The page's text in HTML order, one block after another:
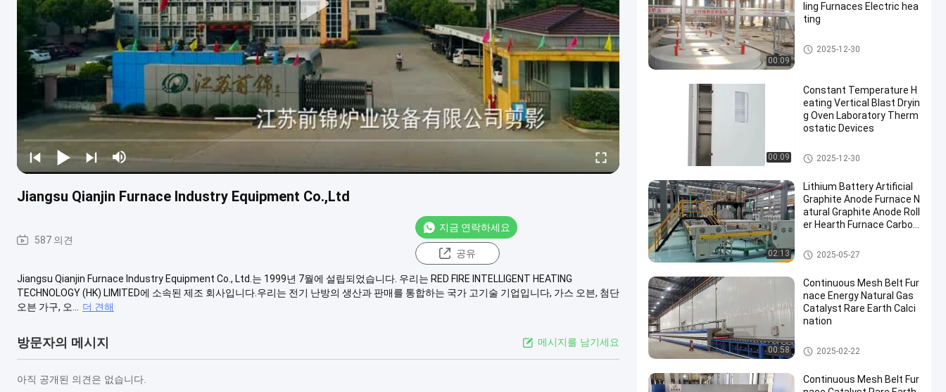
Jiangsu Qianjin Furnace Industry Equipment Co.,Ltd
587 의견
지금 연락하세요
공유
Jiangsu Qianjin Furnace Industry Equipment Co., Ltd.는 1999년 7월에 설립되었습니다. 우리는 RED FIRE INTELLIGENT HEATING
TECHNOLOGY (HK) LIMITED에 소속된 제조 회사입니다.우리는 전기 난방의 생산과 판매를 통합하는 국가 고기술 기업입니다, 가스 오븐, 첨단
오븐 가구, 오...
더 견해
방문자의 메시지 메시지를 남기세요
아직 공개된 의견은 없습니다.
00:09
ling Furnaces Electric hea
ting
열처리 용광로
2025-12-30
00:09
Constant Temperature H
eating Vertical Blast Dryin
g Oven Laboratory Therm
ostatic Devices
건조 오븐
2025-12-30
02:13
Lithium Battery Artificial
Graphite Anode Furnace N
atural Graphite Anode Roll
er Hearth Furnace Carbon
롤러 단조로
2025-05-27
00:58
Continuous Mesh Belt Fur
nace Energy Natural Gas
Catalyst Rare Earth Calci
nation
메시 벨트 노
2025-02-22
Continuous Mesh Belt Fur